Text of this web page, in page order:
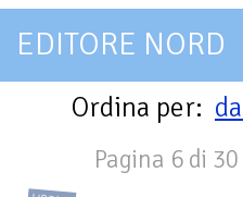
EDITORE NORD
Ordina per:
Pagina 6 di 30